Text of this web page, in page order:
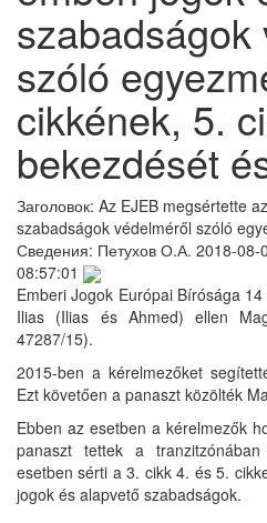
szabadságok
szóló
cikkének, 5.
bekezdését
Заголовок: Az EJEB megsértette
szabadságok védelméről szóló
Сведения: Петухов О.А. 2018-08-
08:57:01
Emberi Jogok Európai Bírósága
Ilias (Ilias és Ahmed) ellen
47287/15).
2015-ben a kérelmezőket
Ezt követően a panaszt közölték
Ebben az esetben a kérelmezők
panaszt tettek a
esetben sérti a 3. cikk 4. és 5.
jogok és alapvető szabadságok.